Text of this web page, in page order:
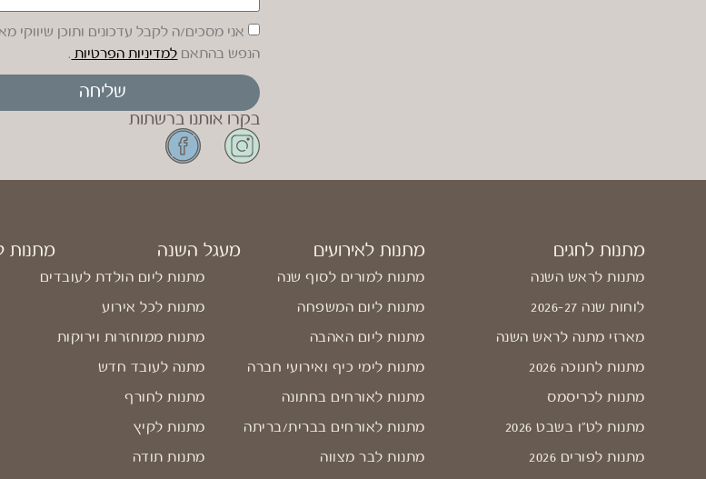
אני מסכים/ה לקבל עדכונים ותוכן שיווקי
הנפש בהתאם למדיניות הפרטיות .
שליחה
בקרו אותנו ברשתות
מתנות לחגים
מתנות לראש השנה
לוחות שנה 2026-27
מארזי מתנה לראש השנה
מתנות לחנוכה 2026
מתנות לכריסמס
מתנות לט"ו בשבט 2026
מתנות לפורים 2026
מתנות לאירועים
מתנות למורים לסוף שנה
מתנות ליום המשפחה
מתנות ליום האהבה
מתנות לימי כיף ואירועי חברה
מתנות לאורחים בחתונה
מתנות לאורחים בברית/בריתה
מתנות לבר מצווה
מעגל השנה
מתנות ליום הולדת לעובדים
מתנות לכל אירוע
מתנות ממוחזרות וירוקות
מתנה לעובד חדש
מתנות לחורף
מתנות לקיץ
מתנות תודה
מתנות